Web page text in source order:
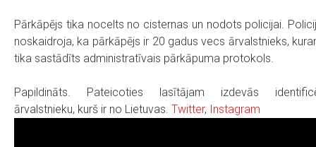
Pārkāpējs tika nocelts no cisternas un nodots policijai.
noskaidroja, ka pārkāpējs ir 20 gadus vecs ārvalstnieks,
tika sastādīts administratīvais pārkāpuma protokols.
Papildināts. Pateicoties lasītājam izdevās
ārvalstnieku, kurš ir no Lietuvas. Twitter, Instagram